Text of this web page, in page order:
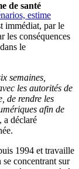
estime
de santé
immédiat, par le
les conséquences
le
semaines,
les autorités de
de rendre les
afin de
, a déclaré
1994 et travaille
se concentrant sur